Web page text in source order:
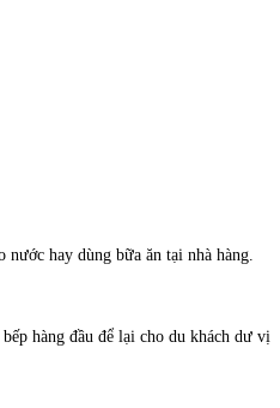
hay dùng bữa ăn tại nhà hàng.
hàng đầu để lại cho du khách dư vị